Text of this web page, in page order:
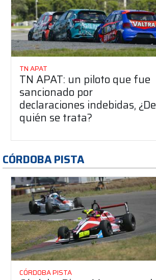
TN APAT
TN APAT: un piloto que fue
sancionado por
declaraciones indebidas, ¿De
quién se trata?
CÓRDOBA PISTA
CÓRDOBA PISTA